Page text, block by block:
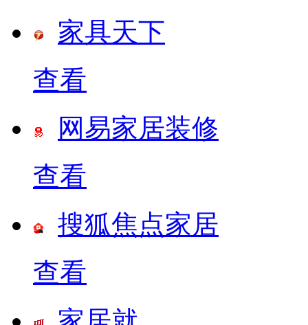
家具天下
查看
网易家居装修
查看
搜狐焦点家居
查看